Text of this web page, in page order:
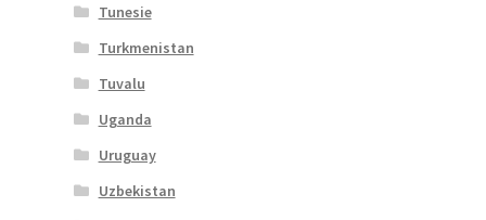
Tunesie
Turkmenistan
Tuvalu
Uganda
Uruguay
Uzbekistan